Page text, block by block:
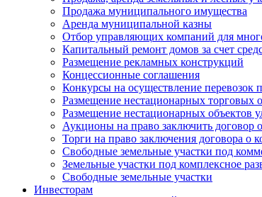
Продажа муниципального имущества
Аренда муниципальной казны
Отбор управляющих компаний для
Капитальный ремонт домов за счет
Размещение рекламных конструкций
Концессионные соглашения
Конкурсы на осуществление
Размещение нестационарных торговых
Размещение нестационарных объектов
Аукционы на право заключить договор
Торги на право заключения договора о
Свободные земельные участки под
Земельные участки под комплексное
Свободные земельные участки
Инвесторам